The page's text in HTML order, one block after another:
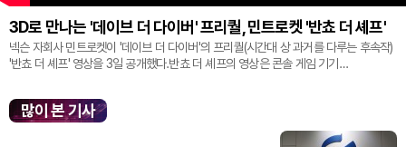
3D로 만나는 '데이브 더 다이버' 프리퀄, 민트로켓 '반쵸 더 셰프'
넥슨 자회사 민트로켓이 '데이브 더 다이버'의 프리퀄(시간대 상 과거를 다루는 후속작)
'반쵸 더 셰프' 영상을 3일 공개했다.반쵸 더 셰프의 영상은 콘솔 게임 기기
많이 본 기사